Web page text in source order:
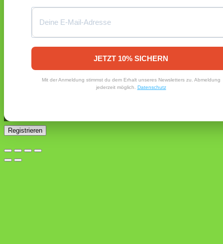
JETZT 10% SICHERN
Mit der Anmeldung stimmst du dem Erhalt unseres Newsletters zu. Abmeldung
jederzeit möglich. Datenschutz
Registrieren
Erforderlich
E-Mail-Adresse gesendet.
Registrieren